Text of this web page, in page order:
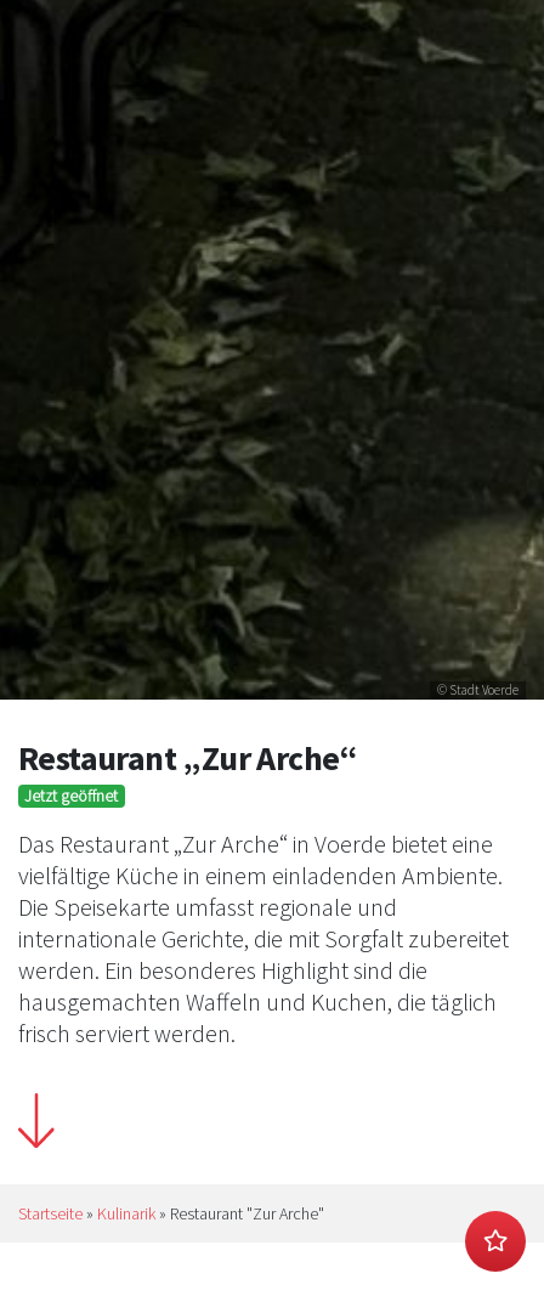
© Stadt Voerde
Restaurant „Zur Arche“
Jetzt geöffnet
Das Restaurant „Zur Arche“ in Voerde bietet eine
vielfältige Küche in einem einladenden Ambiente.
Die Speisekarte umfasst regionale und
internationale Gerichte, die mit Sorgfalt zubereitet
werden. Ein besonderes Highlight sind die
hausgemachten Waffeln und Kuchen, die täglich
frisch serviert werden.
Startseite » Kulinarik » Restaurant "Zur Arche"